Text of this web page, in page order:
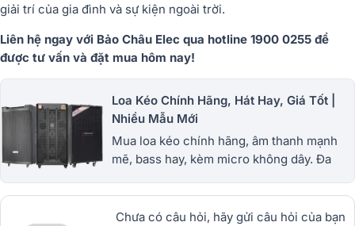
giải trí của gia đình và sự kiện ngoài trời.
Liên hệ ngay với Bảo Châu Elec qua hotline 1900 0255 để
được tư vấn và đặt mua hôm nay!
Loa Kéo Chính Hãng, Hát Hay, Giá Tốt |
Nhiều Mẫu Mới
Mua loa kéo chính hãng, âm thanh mạnh
mẽ, bass hay, kèm micro không dây. Đa
bảo hành uy tín. 1900.0255
Chưa có câu hỏi, hãy gửi câu hỏi của bạn